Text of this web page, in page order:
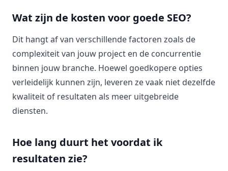
Wat zijn de kosten voor goede SEO?
Dit hangt af van verschillende factoren zoals de
complexiteit van jouw project en de concurrentie
binnen jouw branche. Hoewel goedkopere opties
verleidelijk kunnen zijn, leveren ze vaak niet dezelfde
kwaliteit of resultaten als meer uitgebreide
diensten.
Hoe lang duurt het voordat ik
resultaten zie?